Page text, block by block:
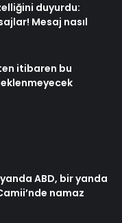
duyurdu:
Mesaj nasıl
itibaren bu
ABD, bir yanda
namaz